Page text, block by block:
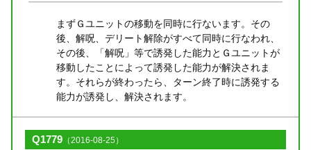
まずＧユニットの移動を同時に行ないます。その
後、解呪、デリート解除がすべて同時に行なわれ、
その後、「解呪」等で誘発した能力とＧユニットが
移動したことによって誘発した能力が解決されま
す。それらが終わったら、ターン終了時に誘発する
能力が誘発し、解決されます。
Q1779 （2016-08-25）